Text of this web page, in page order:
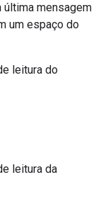
mensagem
um espaço do
leitura do
leitura da